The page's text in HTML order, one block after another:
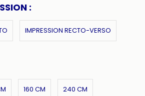
:
IMPRESSION RECTO-VERSO
160 CM 240 CM